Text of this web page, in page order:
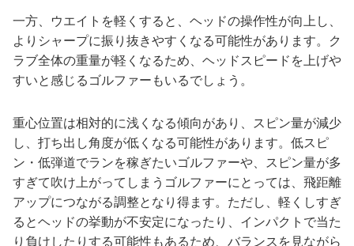
一方、ウエイトを軽くすると、ヘッドの操作性が向上し、
よりシャープに振り抜きやすくなる可能性があります。ク
ラブ全体の重量が軽くなるため、ヘッドスピードを上げや
すいと感じるゴルファーもいるでしょう。
重心位置は相対的に浅くなる傾向があり、スピン量が減少
し、打ち出し角度が低くなる可能性があります。低スピ
ン・低弾道でランを稼ぎたいゴルファーや、スピン量が多
すぎて吹け上がってしまうゴルファーにとっては、飛距離
アップにつながる調整となり得ます。ただし、軽くしすぎ
るとヘッドの挙動が不安定になったり、インパクトで当た
り負けしたりする可能性もあるため、バランスを見ながら